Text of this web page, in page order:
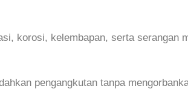
korosi, kelembapan, serta serangan
pengangkutan tanpa